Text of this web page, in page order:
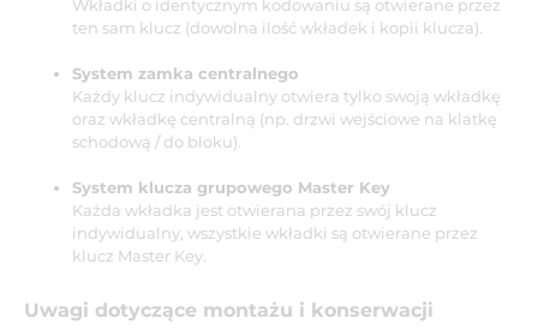
Wkładki o identycznym kodowaniu są otwierane przez
ten sam klucz (dowolna ilość wkładek i kopii klucza).
System zamka centralnego
Każdy klucz indywidualny otwiera tylko swoją wkładkę
oraz wkładkę centralną (np. drzwi wejściowe na klatkę
schodową / do bloku).
System klucza grupowego Master Key
Każda wkładka jest otwierana przez swój klucz
indywidualny, wszystkie wkładki są otwierane przez
klucz Master Key.
Uwagi dotyczące montażu i konserwacji